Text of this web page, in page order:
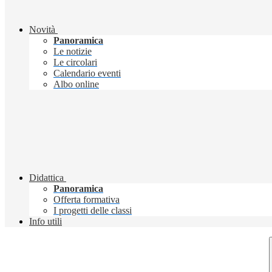
Novità
Panoramica
Le notizie
Le circolari
Calendario eventi
Albo online
Didattica
Panoramica
Offerta formativa
I progetti delle classi
Info utili